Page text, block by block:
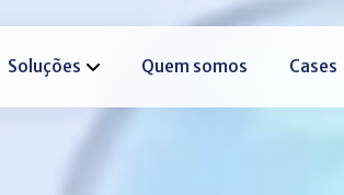
Soluções Quem somos Cases